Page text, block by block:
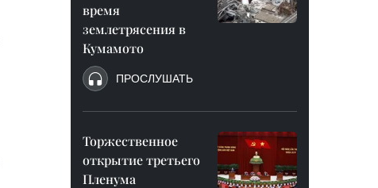
время
землетрясения в
Кумамото
ПРОСЛУШАТЬ
Торжественное
открытие третьего
Пленума